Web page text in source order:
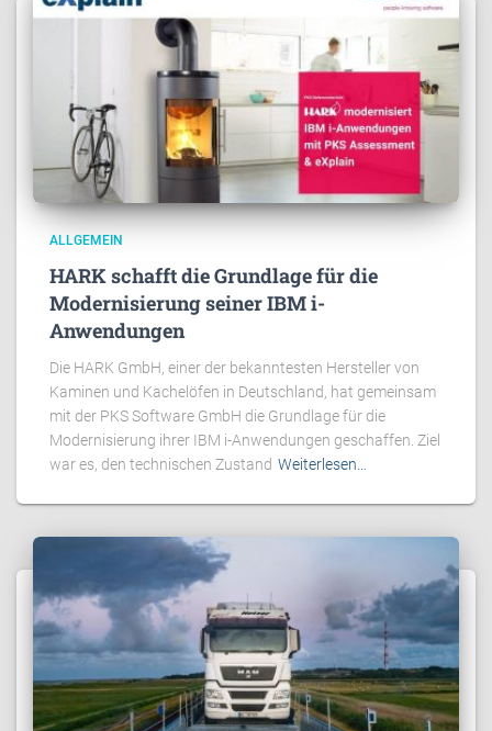
ALLGEMEIN
HARK schafft die Grundlage für die
Modernisierung seiner IBM i-
Anwendungen
Die HARK GmbH, einer der bekanntesten Hersteller von
Kaminen und Kachelöfen in Deutschland, hat gemeinsam
mit der PKS Software GmbH die Grundlage für die
Modernisierung ihrer IBM i-Anwendungen geschaffen. Ziel
war es, den technischen Zustand Weiterlesen…